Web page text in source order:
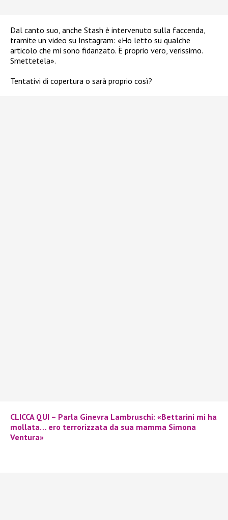
Dal canto suo, anche Stash è intervenuto sulla faccenda,
tramite un video su Instagram: «Ho letto su qualche
articolo che mi sono fidanzato. È proprio vero, verissimo.
Smettetela».
Tentativi di copertura o sarà proprio così?
CLICCA QUI – Parla Ginevra Lambruschi: «Bettarini mi ha
mollata… ero terrorizzata da sua mamma Simona
Ventura»